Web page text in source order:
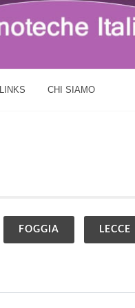
LINKS CHI SIAMO
FOGGIA LECCE